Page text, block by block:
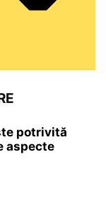
potrivită
aspecte